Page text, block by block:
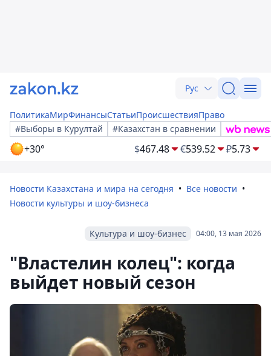
Рус
ПолитикаМирФинансыСтатьиПроисшествияПраво
#Выборы в Курултай
#Казахстан в сравнении
+30° $467.48 €539.52 ₽5.73
Новости Казахстана и мира на сегодня
Все новости
Новости культуры и шоу-бизнеса
04:00, 13 мая 2026
Культура и шоу-бизнес
"Властелин колец": когда
выйдет новый сезон